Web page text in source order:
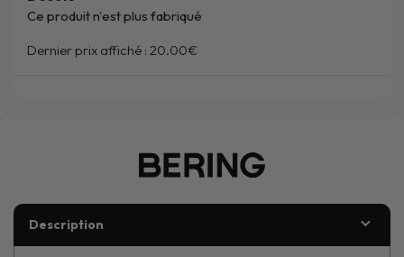
Ce produit n'est plus fabriqué
Dernier prix affiché : 20.00€
Description